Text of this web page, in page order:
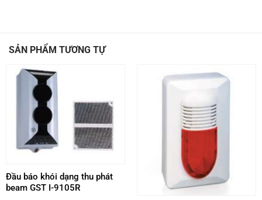
SẢN PHẨM TƯƠNG TỰ
Đầu báo khói dạng thu phát
beam GST I-9105R